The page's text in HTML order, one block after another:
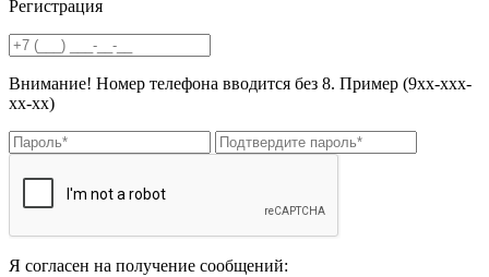
Регистрация
Внимание! Номер телефона вводится без 8. Пример (9хх-ххх-
хх-хх)
Я согласен на получение сообщений: